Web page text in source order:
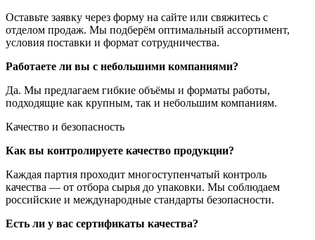
Оставьте заявку через форму на сайте или свяжитесь с
отделом продаж. Мы подберём оптимальный ассортимент,
условия поставки и формат сотрудничества.
Работаете ли вы с небольшими компаниями?
Да. Мы предлагаем гибкие объёмы и форматы работы,
подходящие как крупным, так и небольшим компаниям.
Качество и безопасность
Как вы контролируете качество продукции?
Каждая партия проходит многоступенчатый контроль
качества — от отбора сырья до упаковки. Мы соблюдаем
российские и международные стандарты безопасности.
Есть ли у вас сертификаты качества?